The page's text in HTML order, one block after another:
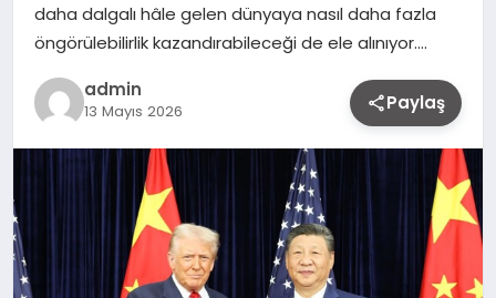
daha dalgalı hâle gelen dünyaya nasıl daha fazla
öngörülebilirlik kazandırabileceği de ele alınıyor….
admin
13 Mayıs 2026 Paylaş